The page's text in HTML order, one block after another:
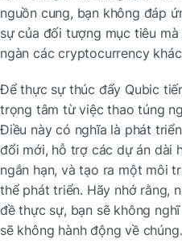
nguồn cung, bạn không đáp
sự của đối tượng mục tiêu
ngàn các cryptocurrency
Để thực sự thúc đẩy Qubic
trọng tâm từ việc thao túng
Điều này có nghĩa là phát
đổi mới, hỗ trợ các dự án dài
ngắn hạn, và tạo ra một môi
thể phát triển. Hãy nhớ rằng,
đề thực sự, bạn sẽ không
sẽ không hành động về chúng.